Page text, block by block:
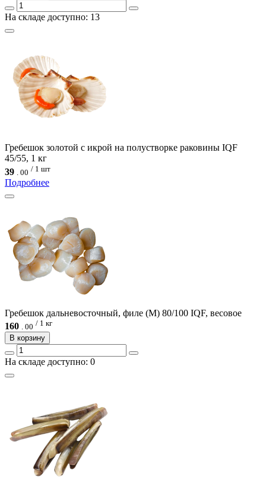
На складе доступно: 13
Гребешок золотой с икрой на полустворке раковины IQF
45/55, 1 кг
39
00 / 1 шт
Подробнее
Гребешок дальневосточный, филе (М) 80/100 IQF, весовое
160 . 00 / 1 кг
В корзину
На складе доступно: 0